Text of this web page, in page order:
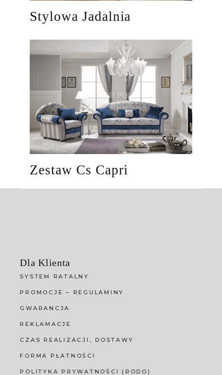
Stylowa Jadalnia
Zestaw Cs Capri
Dla Klienta
SYSTEM RATALNY
PROMOCJE – REGULAMINY
GWARANCJA
REKLAMACJE
CZAS REALIZACJI, DOSTAWY
FORMA PŁATNOŚCI
POLITYKA PRYWATNOŚCI (RODO)